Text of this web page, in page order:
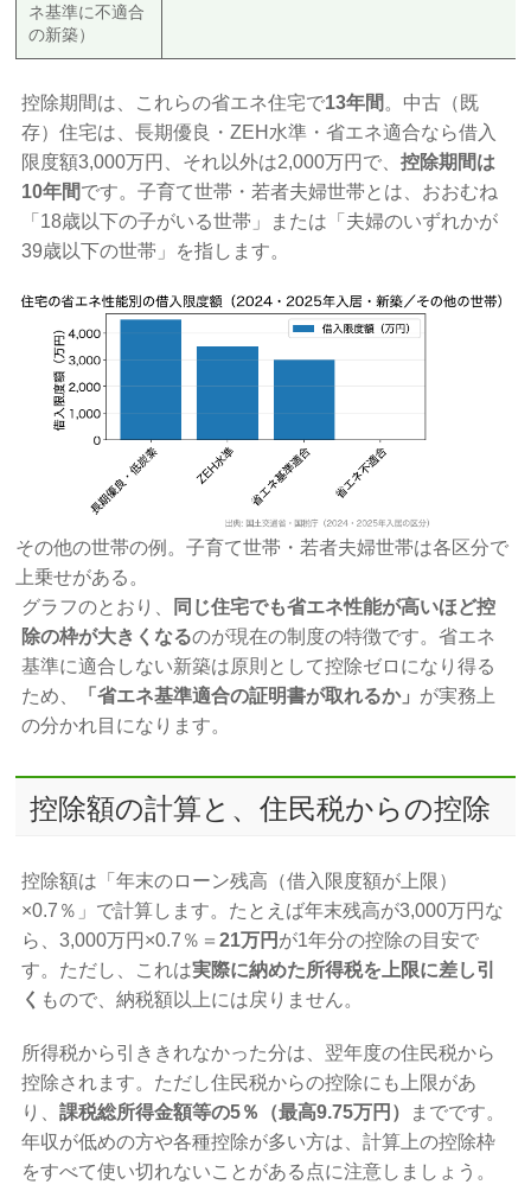
ネ基準に不適合
の新築）
控除期間は、これらの省エネ住宅で13年間 。中古（既
存）住宅は、長期優良・ZEH水準・省エネ適合なら借入
限度額3,000万円、それ以外は2,000万円で、控除期間は
10年間です。子育て世帯・若者夫婦世帯とは、おおむね
「18歳以下の子がいる世帯」または「夫婦のいずれかが
39歳以下の世帯」を指します。
その他の世帯の例。子育て世帯・若者夫婦世帯は各区分で
上乗せがある。
グラフのとおり、
同じ住宅でも省エネ性能が高いほど控
除の枠が大きくなるのが現在の制度の特徴です。省エネ
基準に適合しない新築は原則として控除ゼロになり得る
ため、
「省エネ基準適合の証明書が取れるか」 が実務上
の分かれ目になります。
控除額の計算と、住民税からの控除
控除額は「年末のローン残高（借入限度額が上限）
×0.7％」で計算します。たとえば年末残高が3,000万円な
ら、3,000万円×0.7％＝21万円 が1年分の控除の目安で
す。ただし、これは実際に納めた所得税を上限に差し引
く もので、納税額以上には戻りません。
所得税から引ききれなかった分は、翌年度の住民税から
控除されます。ただし住民税からの控除にも上限があ
り、課税総所得金額等の5％（最高9.75万円）
までです。
年収が低めの方や各種控除が多い方は、計算上の控除枠
をすべて使い切れないことがある点に注意しましょう。